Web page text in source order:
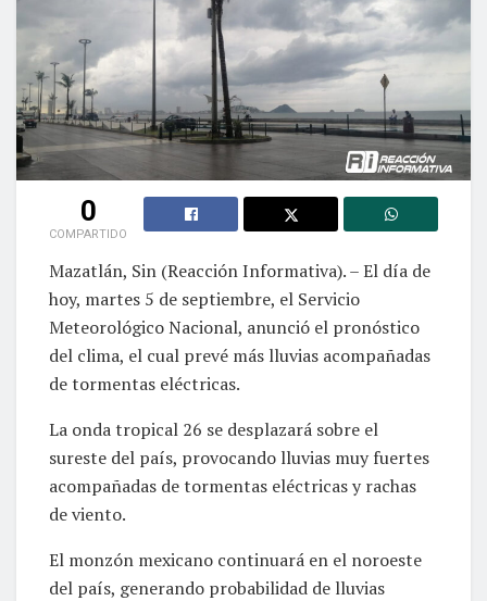
0
COMPARTIDO
Mazatlán, Sin (Reacción Informativa). – El día de
hoy, martes 5 de septiembre, el Servicio
Meteorológico Nacional, anunció el pronóstico
del clima, el cual prevé más lluvias acompañadas
de tormentas eléctricas.
La onda tropical 26 se desplazará sobre el
sureste del país, provocando lluvias muy fuertes
acompañadas de tormentas eléctricas y rachas
de viento.
El monzón mexicano continuará en el noroeste
del país, generando probabilidad de lluvias